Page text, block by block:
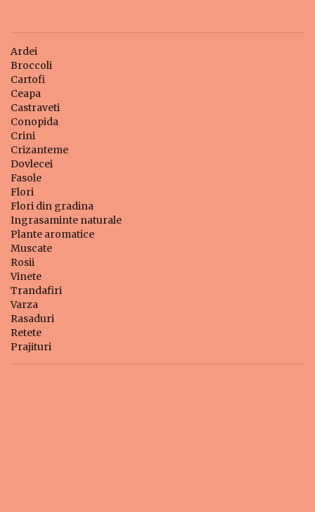
Ardei
Broccoli
Cartofi
Ceapa
Castraveti
Conopida
Crini
Crizanteme
Dovlecei
Fasole
Flori
Flori din gradina
Ingrasaminte naturale
Plante aromatice
Muscate
Rosii
Vinete
Trandafiri
Varza
Rasaduri
Retete
Prajituri